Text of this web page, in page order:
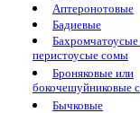
Аптеронотовые
Бадиевые
Бахромчатоусые
перистоусые сомы
Броняковые или
бокочешуйниковые
Бычковые